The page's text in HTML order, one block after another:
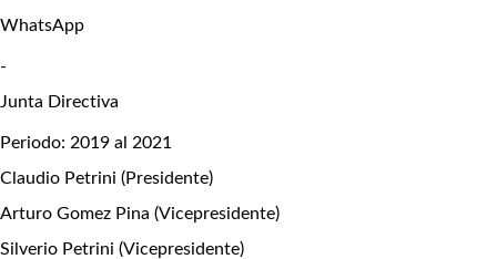
WhatsApp
-
Junta Directiva
Periodo: 2019 al 2021
Claudio Petrini (Presidente)
Arturo Gomez Pina (Vicepresidente)
Silverio Petrini (Vicepresidente)